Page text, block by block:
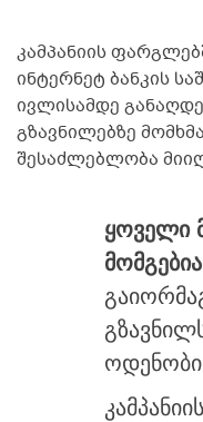
კამპანიის
ინტერნეტ ბანკის
ივლისამდე
გზავნილებზე
შესაძლებლობა
ყოველი